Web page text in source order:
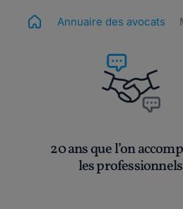
Annuaire des avocats
20 ans que l’on
les professionnels